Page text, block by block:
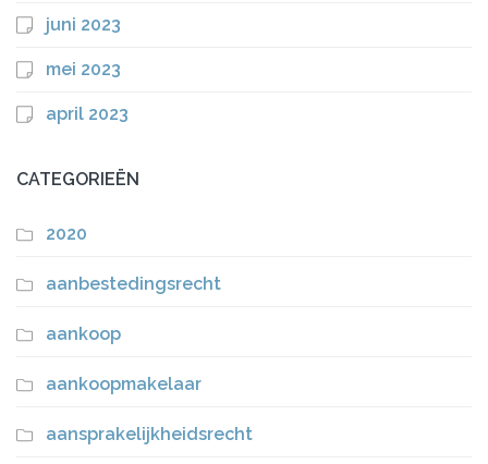
juni 2023
mei 2023
april 2023
CATEGORIEËN
2020
aanbestedingsrecht
aankoop
aankoopmakelaar
aansprakelijkheidsrecht